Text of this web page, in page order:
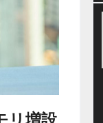
リ増設